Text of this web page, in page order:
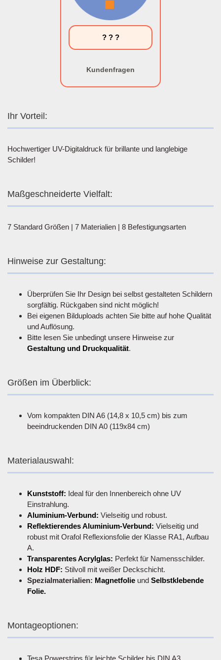
? ? ?
Kundenfragen
Ihr Vorteil:
Hochwertiger UV-Digitaldruck für brillante und langlebige
Schilder!
Maßgeschneiderte Vielfalt:
7 Standard Größen | 7 Materialien | 8 Befestigungsarten
Hinweise zur Gestaltung:
Überprüfen Sie Ihr Design bei selbst gestalteten Schildern
sorgfältig. Rückgaben sind nicht möglich!
Bei eigenen Bilduploads achten Sie bitte auf hohe Qualität
und Auflösung.
Bitte lesen Sie unbedingt unsere Hinweise zur
Gestaltung und Druckqualität.
Größen im Überblick:
Vom kompakten DIN A6 (14,8 x 10,5 cm) bis zum
beeindruckenden DIN A0 (119x84 cm)
Materialauswahl:
Kunststoff: Ideal für den Innenbereich ohne UV
Einstrahlung.
Aluminium-Verbund: Vielseitig und robust.
Reflektierendes Aluminium-Verbund: Vielseitig und
robust mit Orafol Reflexionsfolie der Klasse RA1, Aufbau
A.
Transparentes Acrylglas: Perfekt für Namensschilder.
Holz HDF: Stilvoll mit weißer Deckschicht.
Spezialmaterialien: Magnetfolie und Selbstklebende
Folie.
Montageoptionen:
Tesa Powerstrips für leichte Schilder bis DIN A3